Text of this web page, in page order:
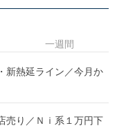
新熱延ライン／今月か
売り／Ｎｉ系１万円下
一週間